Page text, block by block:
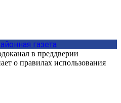
газета
в преддверии
о правилах использования